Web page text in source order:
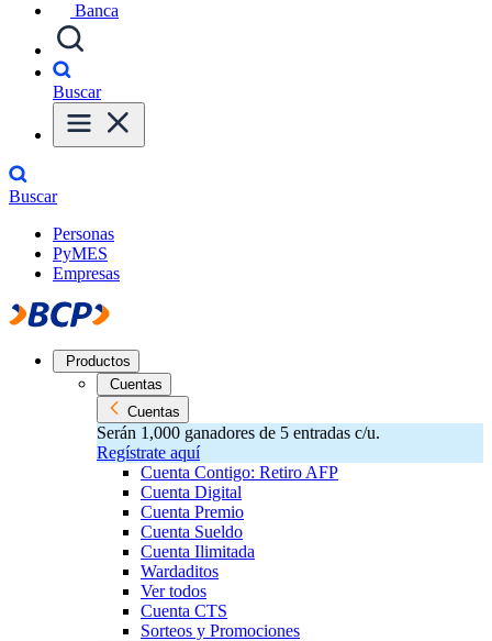
Banca
Buscar
Buscar
Personas
PyMES
Empresas
Productos
Cuentas
Cuentas
Serán 1,000 ganadores de 5 entradas c/u.
Regístrate aquí
Cuenta Contigo: Retiro AFP
Cuenta Digital
Cuenta Premio
Cuenta Sueldo
Cuenta Ilimitada
Wardaditos
Ver todos
Cuenta CTS
Sorteos y Promociones